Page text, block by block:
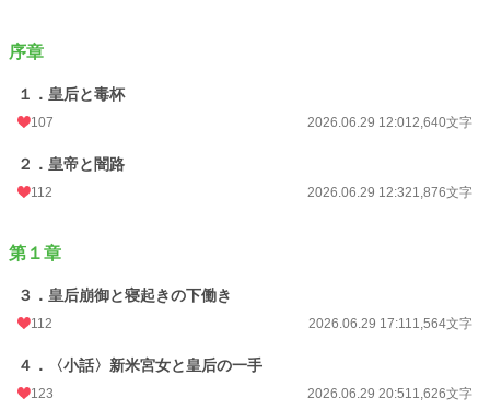
✴️本作イラストは全て娘作品になります(🎨手書きです)。
✴️ 稚拙な作品ではありますが、女性向けHOTランキング(33位)に入れていただ
き、本当にありがとうございました。
✴️この作品の文章・設定・キャラクターの無断転載・無断加工、および第三者に
よる生成AI等の学習目的での利用を禁じます。
お気に入り
24h.ポイント 1,584 pt
文字数
序章
１．皇后と毒杯
107 2026.06.29 12:012,640文字
２．皇帝と闇路
112 2026.06.29 12:321,876文字
第１章
３．皇后崩御と寝起きの下働き
112 2026.06.29 17:111,564文字
４．〈小話〉新米宮女と皇后の一手
123 2026.06.29 20:511,626文字